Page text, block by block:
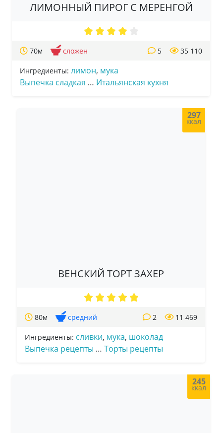
ЛИМОННЫЙ ПИРОГ С МЕРЕНГОЙ
70м сложен 35 110
5
Ингредиенты: лимон, мука
Выпечка сладкая … Итальянская кухня
297
ккал
ВЕНСКИЙ ТОРТ ЗАХЕР
80м средний 11 469
2
Ингредиенты: сливки, мука, шоколад
Выпечка рецепты … Торты рецепты
245
ккал